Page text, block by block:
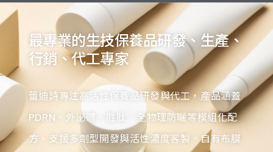
最專業的生技保養品研發、生產、
行銷、代工專家
蕾迪詩專注高活性保養品研發與代工，產品涵蓋
PDRN、外泌體、胜肽、全物理防曬等模組化配
方，支援多劑型開發與活性濃度客製。自有布膜